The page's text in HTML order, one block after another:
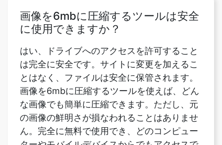
はい、ドライブへのアクセスを許可すること
は完全に安全です。サイトに変更を加えるこ
とはなく、ファイルは安全に保管されます。
画像を6mbに圧縮するツールを使えば、どん
な画像でも簡単に圧縮できます。ただし、元
の画像の鮮明さが損なわれることはありませ
ん。完全に無料で使用でき、どのコンピュー
ターやモバイルデバイスからでもアクセスで
きます。